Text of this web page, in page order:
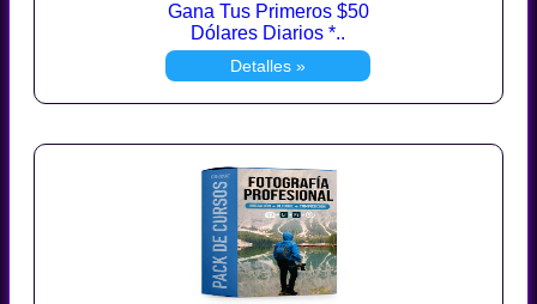
Gana Tus Primeros $50
Dólares Diarios *..
Detalles »